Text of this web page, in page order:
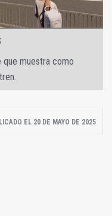
que muestra como
EL 20 DE MAYO DE 2025